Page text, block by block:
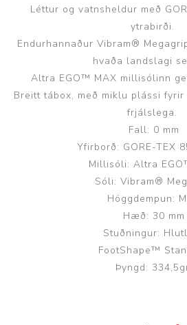
Léttur og vatnsheldur með
ytrabirði.
Endurhannaður Vibram®
hvaða landslagi
Altra EGO™ MAX millisólinn
Breitt tábox, með miklu plássi
frjálslega.
Fall: 0 mm
Yfirborð: GORE-TEX
Millisóli: Altra
Sóli: Vibram®
Höggdempun:
Hæð: 30 mm
Stuðningur:
FootShape™
Þyngd: